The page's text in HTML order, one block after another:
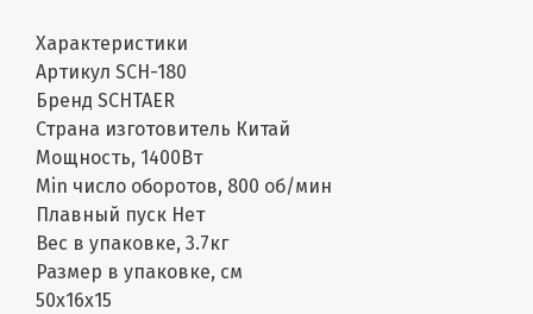
Характеристики
Артикул SCH-180
Бренд SCHTAER
Страна изготовитель Китай
Мощность, 1400Вт
Min число оборотов, 800 об/мин
Плавный пуск Нет
Вес в упаковке, 3.7кг
Размер в упаковке, см
50х16х15